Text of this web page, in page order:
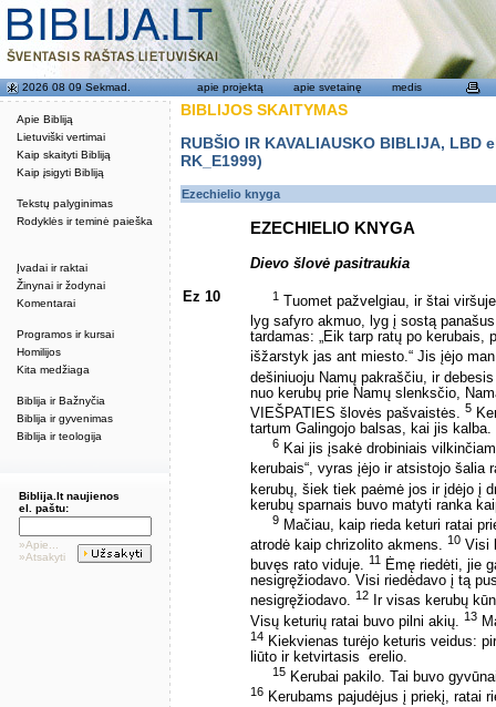
Apie Bibliją
Lietuviški vertimai
Kaip skaityti Bibliją
Kaip įsigyti Bibliją
Tekstų palyginimas
Rodyklės ir teminė paieška
Įvadai ir raktai
Žinynai ir žodynai
Komentarai
Programos ir kursai
Homilijos
Kita medžiaga
Biblija ir Bažnyčia
Biblija ir gyvenimas
Biblija ir teologija
2026 08 09 Sekmad. apie projektą apie svetainę medis
Biblija.lt naujienos
el. paštu:
»Apie...
»Atsakyti
BIBLIJOS SKAITYMAS
RUBŠIO IR KAVALIAUSKO BIBLIJA,
RK_E1999)
Ezechielio knyga
EZECHIELIO KNYGA
Dievo šlovė pasitraukia
Ez 10 1
Tuomet pažvelgiau, ir štai
lyg safyro akmuo, lyg į sostą
tardamas: „Eik tarp ratų po kerubais,
išžarstyk jas ant miesto.“ Jis įėjo
dešiniuoju Namų pakraščiu, ir
nuo kerubų prie Namų slenksčio,
VIEŠPATIES šlovės pašvaistės. 5
tartum Galingojo balsas, kai jis kalba.
6 Kai jis įsakė drobiniais
kerubais“, vyras įėjo ir atsistojo šalia
kerubų, šiek tiek paėmė jos ir įdėjo į
kerubų sparnais buvo matyti ranka
9 Mačiau, kaip rieda keturi ratai
atrodė kaip chrizolito akmens. 10 Visi
buvęs rato viduje. 11
Ėmę riedėti, jie
nesigręžiodavo. Visi riedėdavo į tą
nesigręžiodavo. 12 Ir visas kerubų
Visų keturių ratai buvo pilni akių. 13
14 Kiekvienas turėjo keturis veidus:
liūto ir ketvirtasis ­ erelio.
15 Kerubai pakilo. Tai buvo
16 Kerubams pajudėjus į priekį, ratai